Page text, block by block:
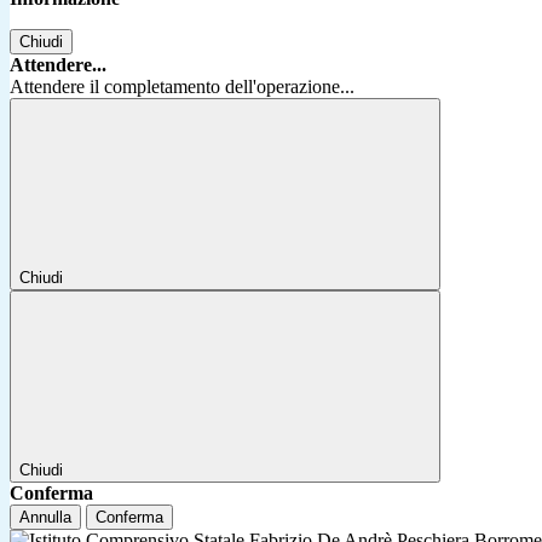
Chiudi
Attendere...
Attendere il completamento dell'operazione...
Chiudi
Chiudi
Conferma
Annulla Conferma